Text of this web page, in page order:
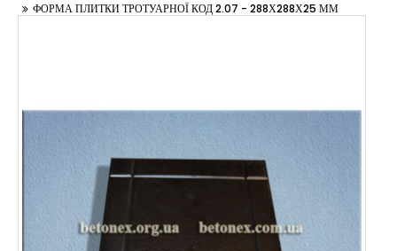
ФОРМА ПЛИТКИ ТРОТУАРНОЇ КОД 2.07 - 288Х288Х25 ММ